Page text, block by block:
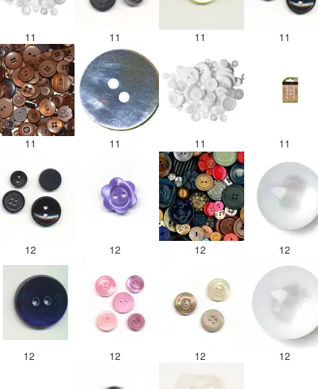
11 11 11 11
11 11 11 11
12 12 12 12
12 12 12 12